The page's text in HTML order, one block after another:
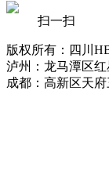
扫一扫
版权所有：四川
泸州：龙马潭区红
成都：高新区天